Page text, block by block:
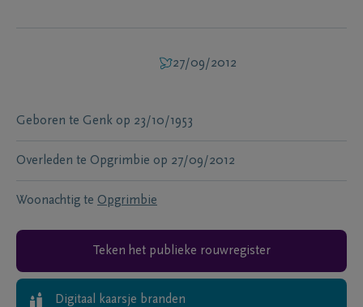
27/09/2012
Geboren te Genk op 23/10/1953
Overleden te Opgrimbie op 27/09/2012
Woonachtig te Opgrimbie
Teken het publieke rouwregister
Digitaal kaarsje branden